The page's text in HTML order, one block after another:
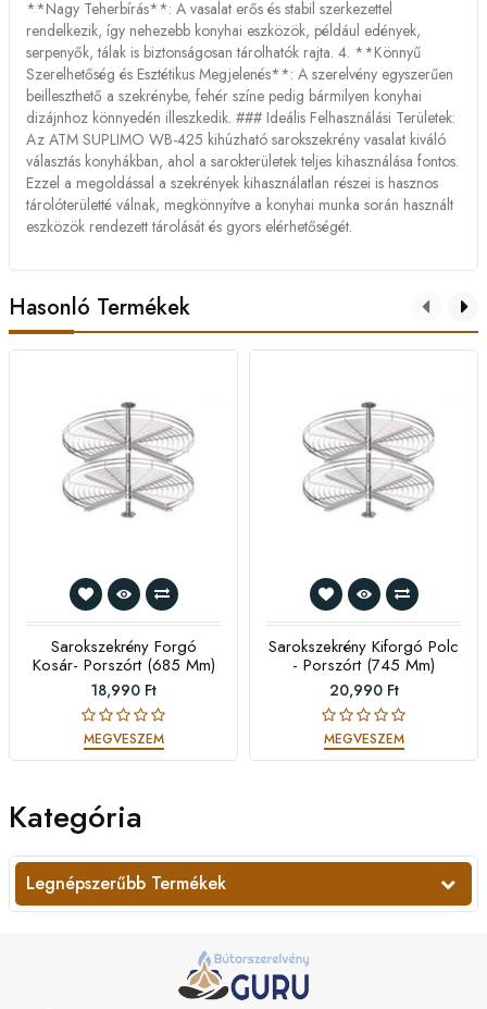
**Nagy Teherbírás**: A vasalat erős és stabil szerkezettel
rendelkezik, így nehezebb konyhai eszközök, például edények,
serpenyők, tálak is biztonságosan tárolhatók rajta. 4. **Könnyű
Szerelhetőség és Esztétikus Megjelenés**: A szerelvény egyszerűen
beilleszthető a szekrénybe, fehér színe pedig bármilyen konyhai
dizájnhoz könnyedén illeszkedik. ### Ideális Felhasználási Területek:
Az ATM SUPLIMO WB-425 kihúzható sarokszekrény vasalat kiváló
választás konyhákban, ahol a sarokterületek teljes kihasználása fontos.
Ezzel a megoldással a szekrények kihasználatlan részei is hasznos
tárolóterületté válnak, megkönnyítve a konyhai munka során használt
eszközök rendezett tárolását és gyors elérhetőségét.
Hasonló Termékek
Sarokszekrény Forgó
Kosár- Porszórt (685 Mm)
18,990 Ft
MEGVESZEM
Sarokszekrény Kiforgó Polc
- Porszórt (745 Mm)
20,990 Ft
MEGVESZEM
Kategória
Legnépszerűbb Termékek